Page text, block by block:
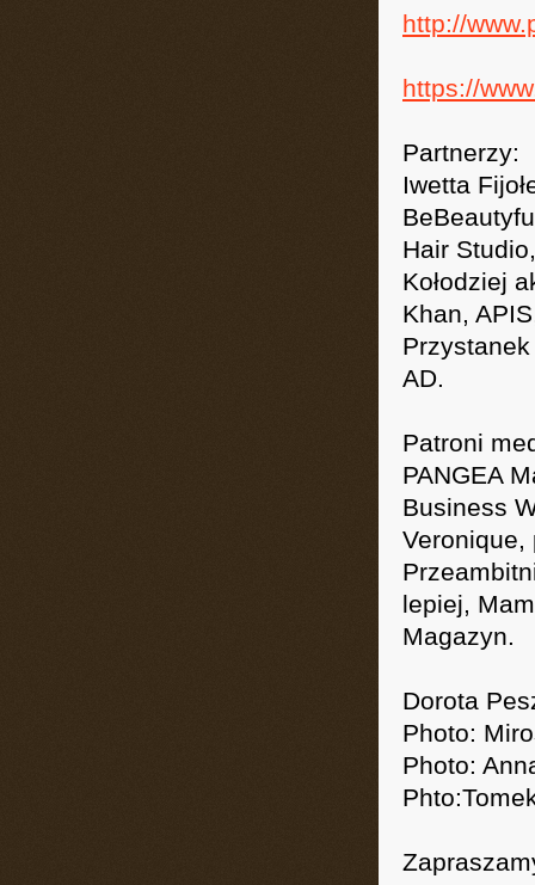
http://
https://
Partnerzy:
Iwetta
Hair
Kołodziej
Khan,
AD.
Patroni
PANGEA
Business
Veronique,
lepiej,
Magazyn.
Dorota
Photo:
Photo: